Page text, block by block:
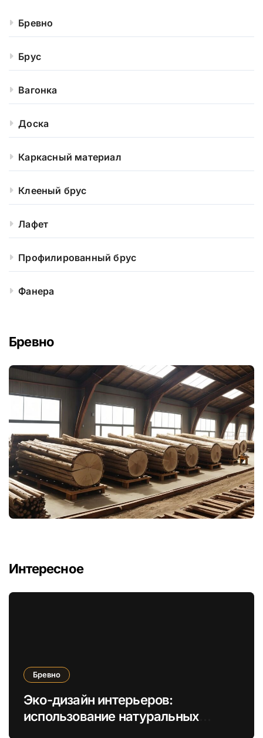
Бревно
Брус
Вагонка
Доска
Каркасный материал
Клееный брус
Лафет
Профилированный брус
Фанера
Бревно
Интересное
Бревно
Эко-дизайн интерьеров:
использование натуральных